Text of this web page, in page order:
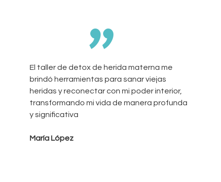
”
El taller de detox de herida materna me
brindó herramientas para sanar viejas
heridas y reconectar con mi poder interior,
transformando mi vida de manera profunda
y significativa
María López